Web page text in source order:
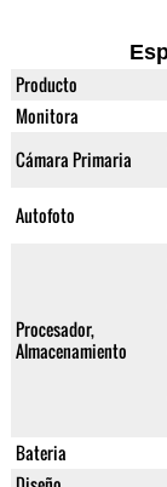
Producto
Monitora
Cámara Primaria
Autofoto
Procesador,
Almacenamiento
Bateria